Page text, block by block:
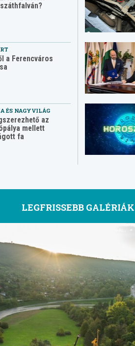
a Ferencváros
ÉS NAGYVILÁG
az
mellett
fa
LEGFRISSEBB GALÉRIÁK